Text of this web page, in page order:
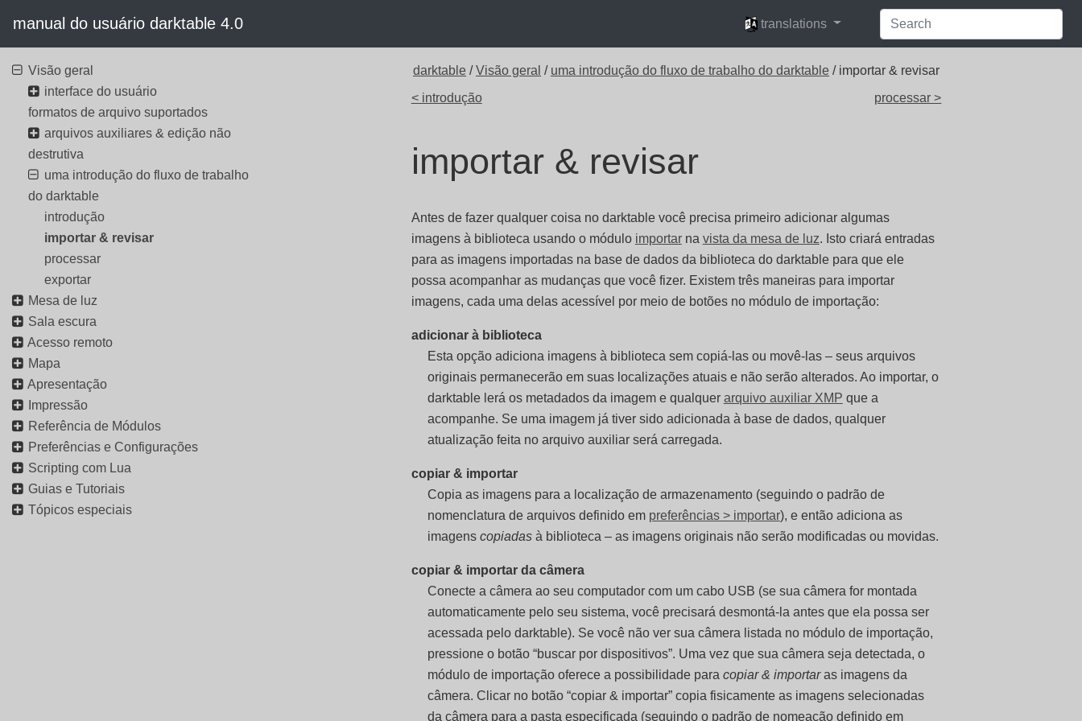
manual do usuário darktable 4.0 languages
translations
darktable /Visão geral / uma introdução do fluxo de trabalho do darktable / importar & revisar
< introdução
processar >
importar & revisar
Antes de fazer qualquer coisa no darktable você precisa primeiro adicionar algumas
imagens à biblioteca usando o módulo importarna vista da mesa de luz. Isto criará entradas
para as imagens importadas na base de dados da biblioteca do darktable para que ele
possa acompanhar as mudanças que você fizer. Existem três maneiras para importar
imagens, cada uma delas acessível por meio de botões no módulo de importação:
adicionar à biblioteca
Esta opção adiciona imagens à biblioteca sem copiá-las ou movê-las – seus arquivos
originais permanecerão em suas localizações atuais e não serão alterados. Ao importar, o
darktable lerá os metadados da imagem e qualquer arquivo auxiliar XMP que a
acompanhe. Se uma imagem já tiver sido adicionada à base de dados, qualquer
atualização feita no arquivo auxiliar será carregada.
copiar & importar
Copia as imagens para a localização de armazenamento (seguindo o padrão de
nomenclatura de arquivos definido em preferências > importar), e então adiciona as
imagens copiadasà biblioteca – as imagens originais não serão modificadas ou movidas.
copiar & importar da câmera
Conecte a câmera ao seu computador com um cabo USB (se sua câmera for montada
automaticamente pelo seu sistema, você precisará desmontá-la antes que ela possa ser
acessada pelo darktable). Se você não ver sua câmera listada no módulo de importação,
pressione o botão “buscar por dispositivos”. Uma vez que sua câmera seja detectada, o
módulo de importação oferece a possibilidade para copiar & importaras imagens da
câmera. Clicar no botão “copiar & importar” copia fisicamente as imagens selecionadas
da câmera para a pasta especificada (seguindo o padrão de nomeação definido em
Visão geral
interface do usuário
formatos de arquivo suportados
arquivos auxiliares & edição não
destrutiva
uma introdução do fluxo de trabalho
do darktable
introdução
importar & revisar
processar
exportar
Mesa de luz
Sala escura
Acesso remoto
Mapa
Apresentação
Impressão
Referência de Módulos
Preferências e Configurações
Scripting com Lua
Guias e Tutoriais
Tópicos especiais